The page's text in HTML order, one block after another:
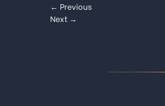
← Previous
Next →